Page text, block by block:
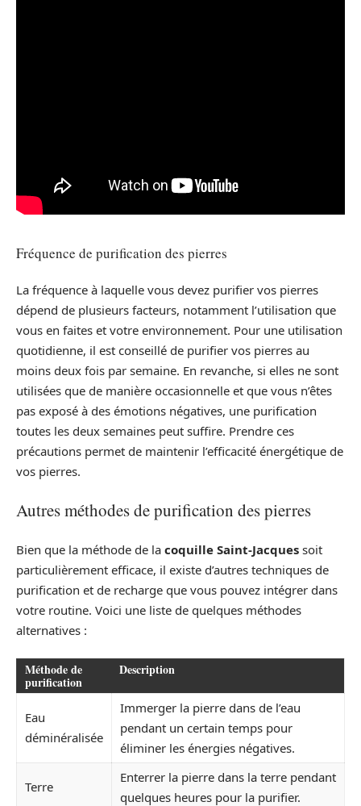
Fréquence de purification des pierres
La fréquence à laquelle vous devez purifier vos pierres
dépend de plusieurs facteurs, notamment l’utilisation que
vous en faites et votre environnement. Pour une utilisation
quotidienne, il est conseillé de purifier vos pierres au
moins deux fois par semaine. En revanche, si elles ne sont
utilisées que de manière occasionnelle et que vous n’êtes
pas exposé à des émotions négatives, une purification
toutes les deux semaines peut suffire. Prendre ces
précautions permet de maintenir l’efficacité énergétique de
vos pierres.
Autres méthodes de purification des pierres
Bien que la méthode de la coquille Saint-Jacques soit
particulièrement efficace, il existe d’autres techniques de
purification et de recharge que vous pouvez intégrer dans
votre routine. Voici une liste de quelques méthodes
alternatives :
Méthode de
purification
Description
Eau
déminéralisée
Immerger la pierre dans de l’eau
pendant un certain temps pour
éliminer les énergies négatives.
Terre
Enterrer la pierre dans la terre pendant
quelques heures pour la purifier.